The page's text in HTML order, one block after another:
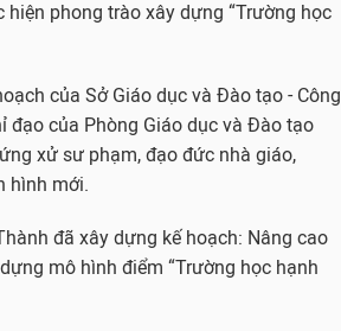
phong trào xây dựng “Trường học
của Sở Giáo dục và Đào tạo - Công
đạo của Phòng Giáo dục và Đào tạo
xử sư phạm, đạo đức nhà giáo,
hình mới.
đã xây dựng kế hoạch: Nâng cao
mô hình điểm “Trường học hạnh